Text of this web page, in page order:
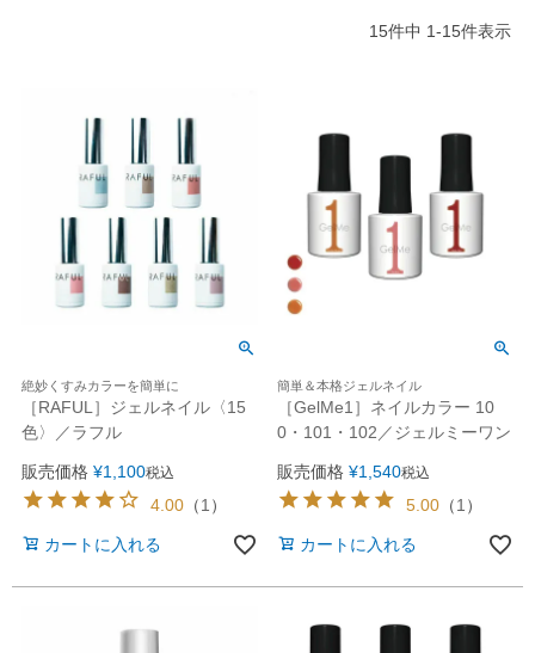
15件中 1-15件表示
絶妙くすみカラーを簡単に
［RAFUL］ジェルネイル〈15
色〉／ラフル
販売価格 ¥1,100税込
4.00 （1 ）
カートに入れる
簡単＆本格ジェルネイル
［GelMe1］ネイルカラー 10
0・101・102／ジェルミーワン
販売価格 ¥1,540税込
5.00 （1 ）
カートに入れる